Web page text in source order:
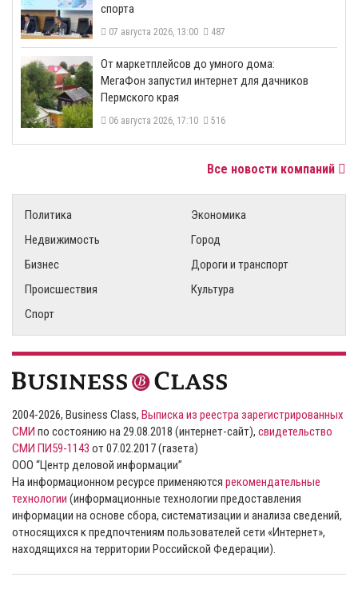
спорта
07 августа 2026, 13:00 487
От маркетплейсов до умного дома:
МегаФон запустил интернет для дачников
Пермского края
06 августа 2026, 17:10 516
Все новости компаний
Политика
Экономика
Недвижимость
Город
Бизнес
Дороги и транспорт
Происшествия
Культура
Спорт
2004-2026, Business Class, Выписка из реестра зарегистрированных
СМИ по состоянию на 29.08.2018 (интернет-сайт), свидетельство
СМИ ПИ59-1143 от 07.02.2017 (газета)
ООО “Центр деловой информации”
На информационном ресурсе применяются рекомендательные
технологии (информационные технологии предоставления
информации на основе сбора, систематизации и анализа сведений,
относящихся к предпочтениям пользователей сети «Интернет»,
находящихся на территории Российской Федерации).